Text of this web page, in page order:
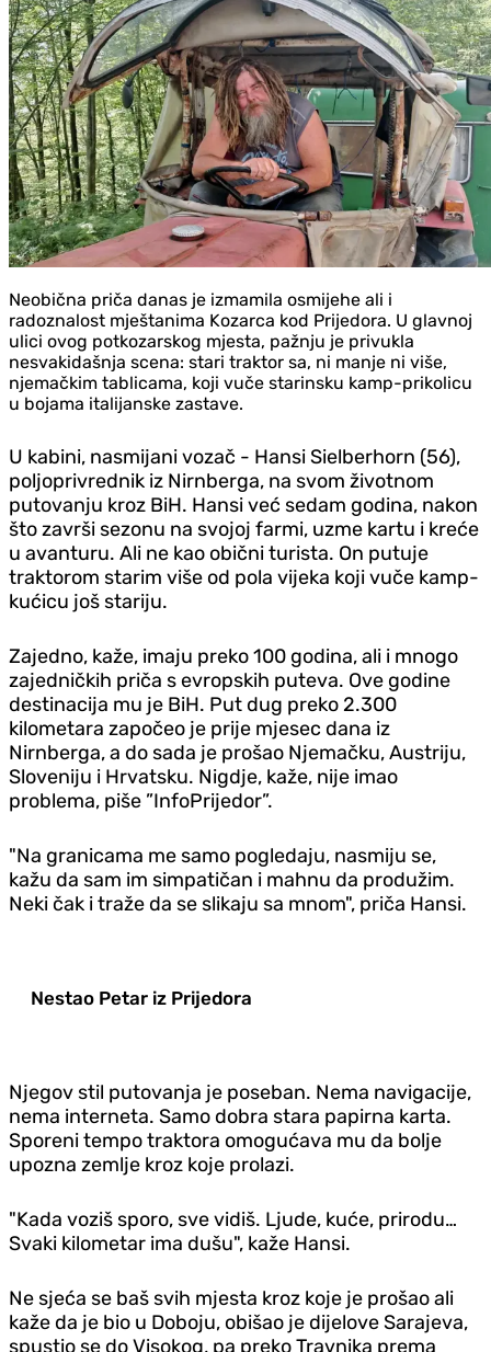
Neobična priča danas je izmamila osmijehe ali i
radoznalost mještanima Kozarca kod Prijedora. U glavnoj
ulici ovog potkozarskog mjesta, pažnju je privukla
nesvakidašnja scena: stari traktor sa, ni manje ni više,
njemačkim tablicama, koji vuče starinsku kamp-prikolicu
u bojama italijanske zastave.
U kabini, nasmijani vozač - Hansi Sielberhorn (56),
poljoprivrednik iz Nirnberga, na svom životnom
putovanju kroz BiH. Hansi već sedam godina, nakon
što završi sezonu na svojoj farmi, uzme kartu i kreće
u avanturu. Ali ne kao obični turista. On putuje
traktorom starim više od pola vijeka koji vuče kamp-
kućicu još stariju.
Zajedno, kaže, imaju preko 100 godina, ali i mnogo
zajedničkih priča s evropskih puteva. Ove godine
destinacija mu je BiH. Put dug preko 2.300
kilometara započeo je prije mjesec dana iz
Nirnberga, a do sada je prošao Njemačku, Austriju,
Sloveniju i Hrvatsku. Nigdje, kaže, nije imao
problema, piše ”InfoPrijedor”.
"Na granicama me samo pogledaju, nasmiju se,
kažu da sam im simpatičan i mahnu da produžim.
Neki čak i traže da se slikaju sa mnom", priča Hansi.
Nestao Petar iz Prijedora
Njegov stil putovanja je poseban. Nema navigacije,
nema interneta. Samo dobra stara papirna karta.
Sporeni tempo traktora omogućava mu da bolje
upozna zemlje kroz koje prolazi.
"Kada voziš sporo, sve vidiš. Ljude, kuće, prirodu…
Svaki kilometar ima dušu", kaže Hansi.
Ne sjeća se baš svih mjesta kroz koje je prošao ali
kaže da je bio u Doboju, obišao je dijelove Sarajeva,
spustio se do Visokog, pa preko Travnika prema